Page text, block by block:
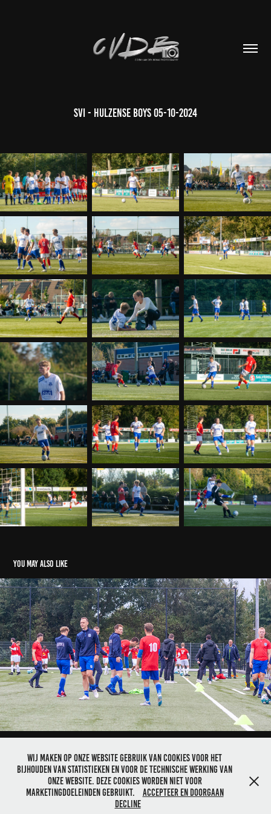
SVI - Hulzense Boys 05-10-2024
You may also like
SVI - Quick '20 - 24-09-2022
2022
Copyright ©2021 - Coen van den Brink - Powered byAdobe Portfolio
Wij maken op onze website gebruik van cookies voor het
bijhouden van statistieken en voor de technische werking van
onze website. Deze cookies worden NIET voor
marketingdoeleinden gebruikt.
Accepteer en Doorgaan
Decline